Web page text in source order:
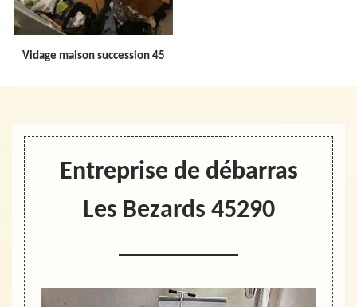
Vidage maison succession 45
Entreprise de débarras
Les Bezards 45290